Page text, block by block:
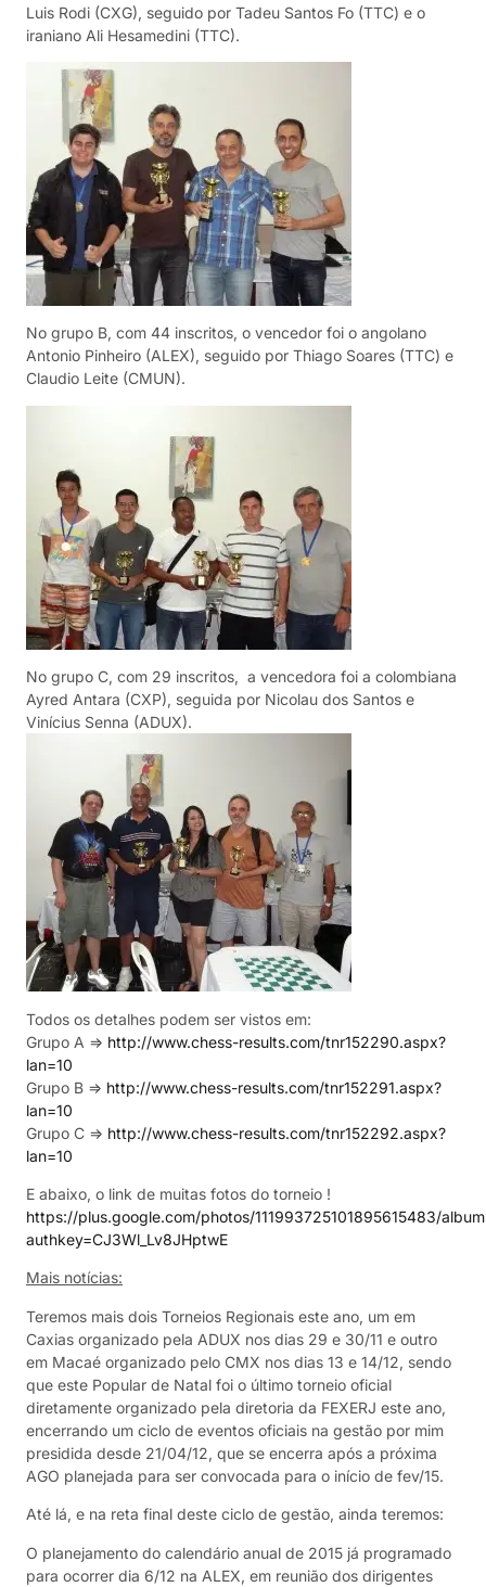
Luis Rodi (CXG), seguido por Tadeu Santos Fo (TTC) e o
iraniano Ali Hesamedini (TTC).
No grupo B, com 44 inscritos, o vencedor foi o angolano
Antonio Pinheiro (ALEX), seguido por Thiago Soares (TTC) e
Claudio Leite (CMUN).
No grupo C, com 29 inscritos, a vencedora foi a colombiana
Ayred Antara (CXP), seguida por Nicolau dos Santos e
Vinícius Senna (ADUX).
Todos os detalhes podem ser vistos em:
Grupo A => http://www.chess-results.com/tnr152290.aspx?
lan=10
Grupo B => http://www.chess-results.com/tnr152291.aspx?
lan=10
Grupo C => http://www.chess-results.com/tnr152292.aspx?
lan=10
E abaixo, o link de muitas fotos do torneio !
https://plus.google.com/photos/111993725101895615483/
authkey=CJ3Wl_Lv8JHptwE
Mais notícias:
Teremos mais dois Torneios Regionais este ano, um em
Caxias organizado pela ADUX nos dias 29 e 30/11 e outro
em Macaé organizado pelo CMX nos dias 13 e 14/12, sendo
que este Popular de Natal foi o último torneio oficial
diretamente organizado pela diretoria da FEXERJ este ano,
encerrando um ciclo de eventos oficiais na gestão por mim
presidida desde 21/04/12, que se encerra após a próxima
AGO planejada para ser convocada para o início de fev/15.
Até lá, e na reta final deste ciclo de gestão, ainda teremos:
O planejamento do calendário anual de 2015 já programado
para ocorrer dia 6/12 na ALEX, em reunião dos dirigentes